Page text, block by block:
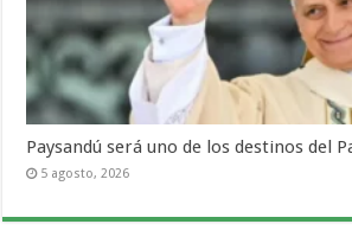
Paysandú será uno de los destinos del
5 agosto, 2026